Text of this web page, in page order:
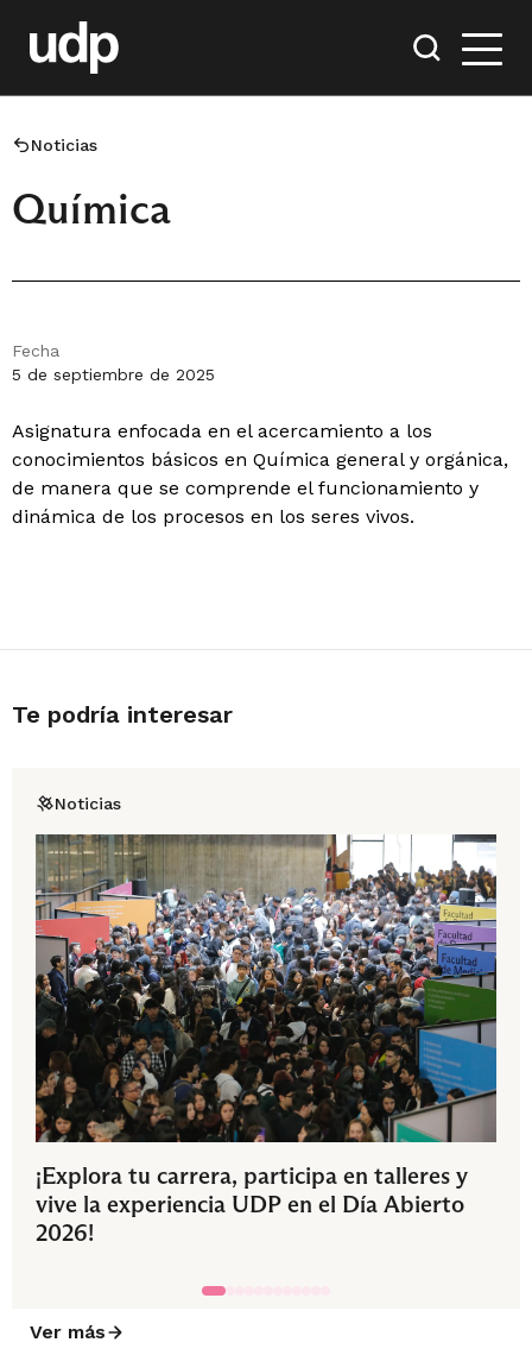
Noticias
Química
Fecha
5 de septiembre de 2025
Asignatura enfocada en el acercamiento a los
conocimientos básicos en Química general y orgánica,
de manera que se comprende el funcionamiento y
dinámica de los procesos en los seres vivos.
Te podría interesar
Noticias
¡Explora tu carrera, participa en talleres y
vive la experiencia UDP en el Día Abierto
2026!
Ver más